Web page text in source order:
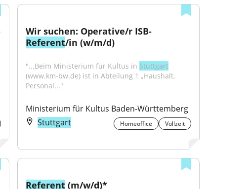
Wir suchen: Operative/r ISB-
Referent/in (w/m/d)
"...Beim Ministerium für Kultus in Stuttgart
(www.km-bw.de) ist in Abteilung 1 „Haushalt,
Personal..."
Ministerium für Kultus Baden-Württemberg
Stuttgart
Homeoffice Vollzeit
Referent (m/w/d)*